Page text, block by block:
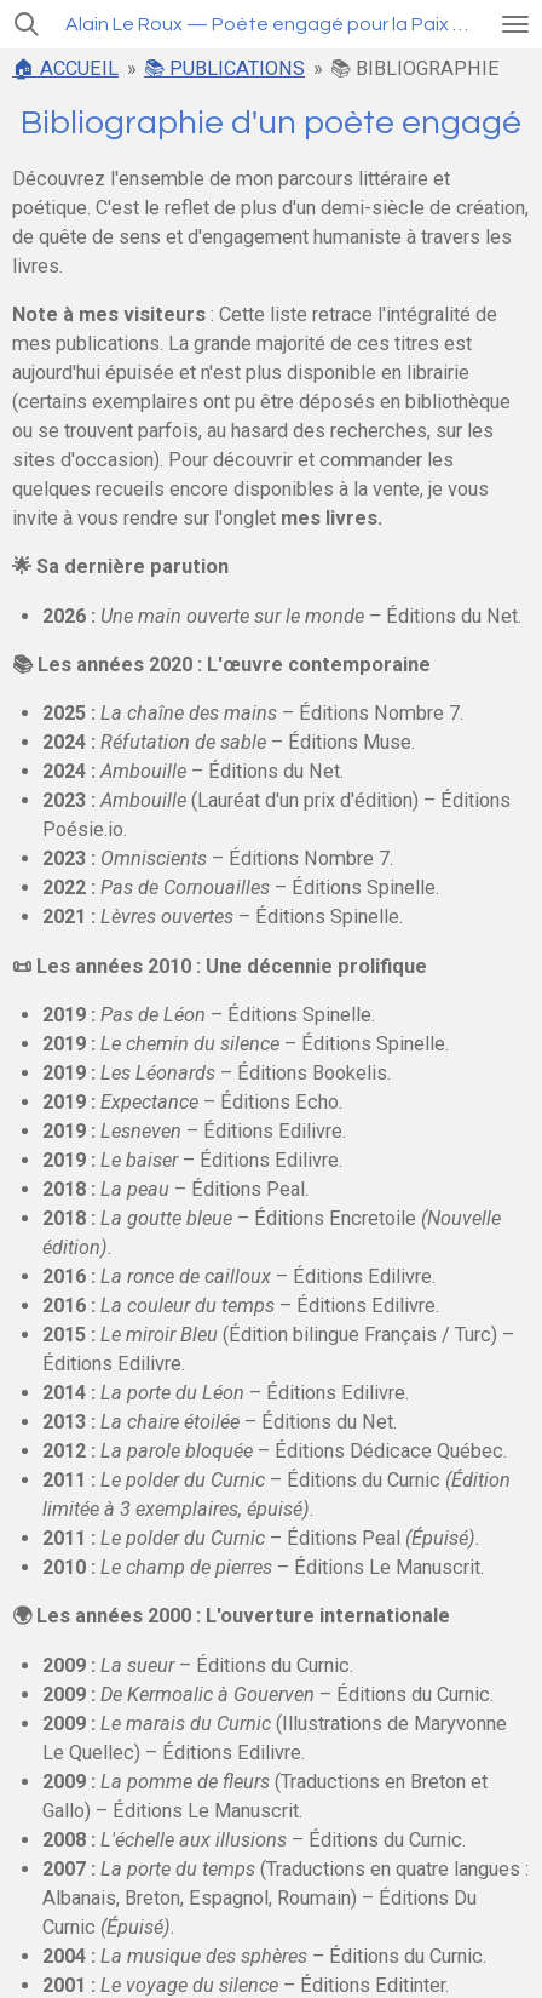
Passer
au
contenu
principal
🏠 ACCUEIL » 📚 PUBLICATIONS » 📚 BIBLIOGRAPHIE
Bibliographie d'un poète engagé
Découvrez l'ensemble de mon parcours littéraire et
poétique. C'est le reflet de plus d'un demi-siècle de création,
de quête de sens et d'engagement humaniste à travers les
livres.
Note à mes visiteurs : Cette liste retrace l'intégralité de
mes publications. La grande majorité de ces titres est
aujourd'hui épuisée et n'est plus disponible en librairie
(certains exemplaires ont pu être déposés en bibliothèque
ou se trouvent parfois, au hasard des recherches, sur les
sites d'occasion). Pour découvrir et commander les
quelques recueils encore disponibles à la vente, je vous
invite à vous rendre sur l'onglet mes livres.
🌟 Sa dernière parution
2026 : Une main ouverte sur le monde– Éditions du Net.
📚 Les années 2020 : L'œuvre contemporaine
2025 : La chaîne des mains– Éditions Nombre 7.
2024 : Réfutation de sable– Éditions Muse.
2024 : Ambouille– Éditions du Net.
2023 : Ambouille(Lauréat d'un prix d'édition) – Éditions
Poésie.io.
2023 : Omniscients– Éditions Nombre 7.
2022 : Pas de Cornouailles– Éditions Spinelle.
2021 : Lèvres ouvertes– Éditions Spinelle.
📜 Les années 2010 : Une décennie prolifique
2019 : Pas de Léon – Éditions Spinelle.
2019 : Le chemin du silence– Éditions Spinelle.
2019 : Les Léonards– Éditions Bookelis.
2019 : Expectance– Éditions Echo.
2019 : Lesneven – Éditions Edilivre.
2019 : Le baiser– Éditions Edilivre.
2018 : La peau– Éditions Peal.
2018 : La goutte bleue– Éditions Encretoile (Nouvelle
édition).
2016 : La ronce de cailloux– Éditions Edilivre.
2016 : La couleur du temps– Éditions Edilivre.
2015 : Le miroir Bleu(Édition bilingue Français / Turc) –
Éditions Edilivre.
2014 : La porte du Léon – Éditions Edilivre.
2013 : La chaire étoilée– Éditions du Net.
2012 : La parole bloquée– Éditions Dédicace Québec.
2011 : Le polder du Curnic– Éditions du Curnic (Édition
limitée à 3 exemplaires, épuisé).
2011 : Le polder du Curnic– Éditions Peal (Épuisé).
2010 : Le champ de pierres– Éditions Le Manuscrit.
🌍 Les années 2000 : L'ouverture internationale
2009 : La sueur– Éditions du Curnic.
2009 : De Kermoalic à Gouerven – Éditions du Curnic.
2009 : Le marais du Curnic(Illustrations de Maryvonne
Le Quellec) – Éditions Edilivre.
2009 : La pomme de fleurs(Traductions en Breton et
Gallo) – Éditions Le Manuscrit.
2008 : L'échelle aux illusions– Éditions du Curnic.
2007 : La porte du temps(Traductions en quatre langues :
Albanais, Breton, Espagnol, Roumain) – Éditions Du
Curnic (Épuisé)
2004 : La musique des sphères– Éditions du Curnic.
2001 : Le voyage du silence– Éditions Editinter.